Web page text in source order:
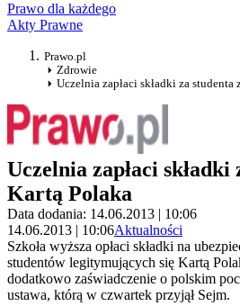
Prawo dla każdego
Akty Prawne
Prawo.pl
Zdrowie
Uczelnia zapłaci składki za studenta
Uczelnia zapłaci składki
Kartą Polaka
Data dodania: 14.06.2013 | 10:06
14.06.2013 | 10:06Aktualności
Szkoła wyższa opłaci składki na
studentów legitymujących się Kartą
dodatkowo zaświadczenie o polskim
ustawa, którą w czwartek przyjął Sejm.